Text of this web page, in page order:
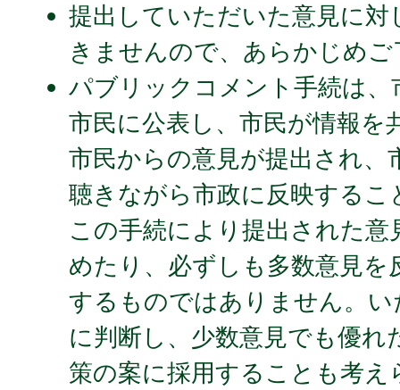
提出していただいた意見に
きませんので、あらかじめ
パブリックコメント手続は
市民に公表し、市民が情報を
市民からの意見が提出され、
聴きながら市政に反映する
この手続により提出された
めたり、必ずしも多数意見
するものではありません。
に判断し、少数意見でも優れ
策の案に採用することも考